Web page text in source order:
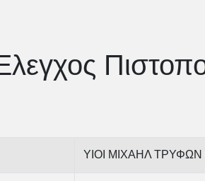
ΥΙΟΙ ΜΙΧΑΗΛ